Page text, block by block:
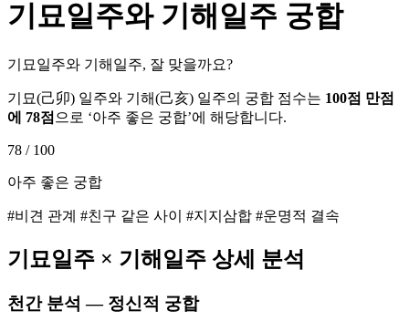
기묘일주와 기해일주 궁합
기묘일주와 기해일주, 잘 맞을까요?
기묘(己卯) 일주와 기해(己亥) 일주의 궁합 점수는 100점 만점
에 78점 으로 ‘아주 좋은 궁합’에 해당합니다.
78 / 100
아주 좋은 궁합
#비견 관계 #친구 같은 사이 #지지삼합 #운명적 결속
기묘일주 × 기해 일주 상세 분석
천간 분석 — 정신적 궁합